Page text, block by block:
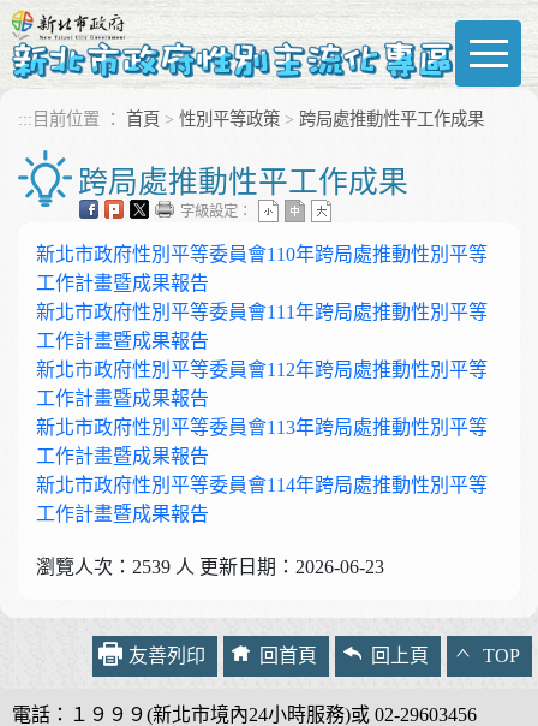
進入內容區塊
::: 目前位置 ： 首頁 > 性別平等政策 > 跨局處推動性平工作成果
跨局處推動性平工作成果
字級設定：
新北市政府性別平等委員會110年跨局處推動性別平等
工作計畫暨成果報告
新北市政府性別平等委員會111年跨局處推動性別平等
工作計畫暨成果報告
新北市政府性別平等委員會112年跨局處推動性別平等
工作計畫暨成果報告
新北市政府性別平等委員會113年跨局處推動性別平等
工作計畫暨成果報告
新北市政府性別平等委員會114年跨局處推動性別平等
工作計畫暨成果報告
瀏覽人次：2539 人 更新日期：2026-06-23
友善列印 回首頁 回上頁 TOP
電話：１９９９(新北市境內24小時服務)或 02-29603456